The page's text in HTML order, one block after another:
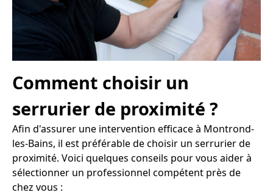
Comment choisir un
serrurier de proximité ?
Afin d'assurer une intervention efficace à Montrond-
les-Bains, il est préférable de choisir un serrurier de
proximité. Voici quelques conseils pour vous aider à
sélectionner un professionnel compétent près de
chez vous :